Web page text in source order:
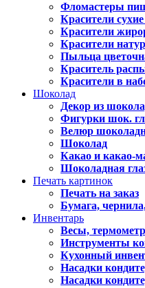
Фломастеры
Красители
Красители
Красители
Пыльца
Краситель
Красители в
Шоколад
Декор из
Фигурки шок.
Велюр
Шоколад
Какао и какао-
Шоколадная
Печать картинок
Печать на заказ
Бумага,
Инвентарь
Весы,
Инструменты
Кухонный
Насадки
Насадки